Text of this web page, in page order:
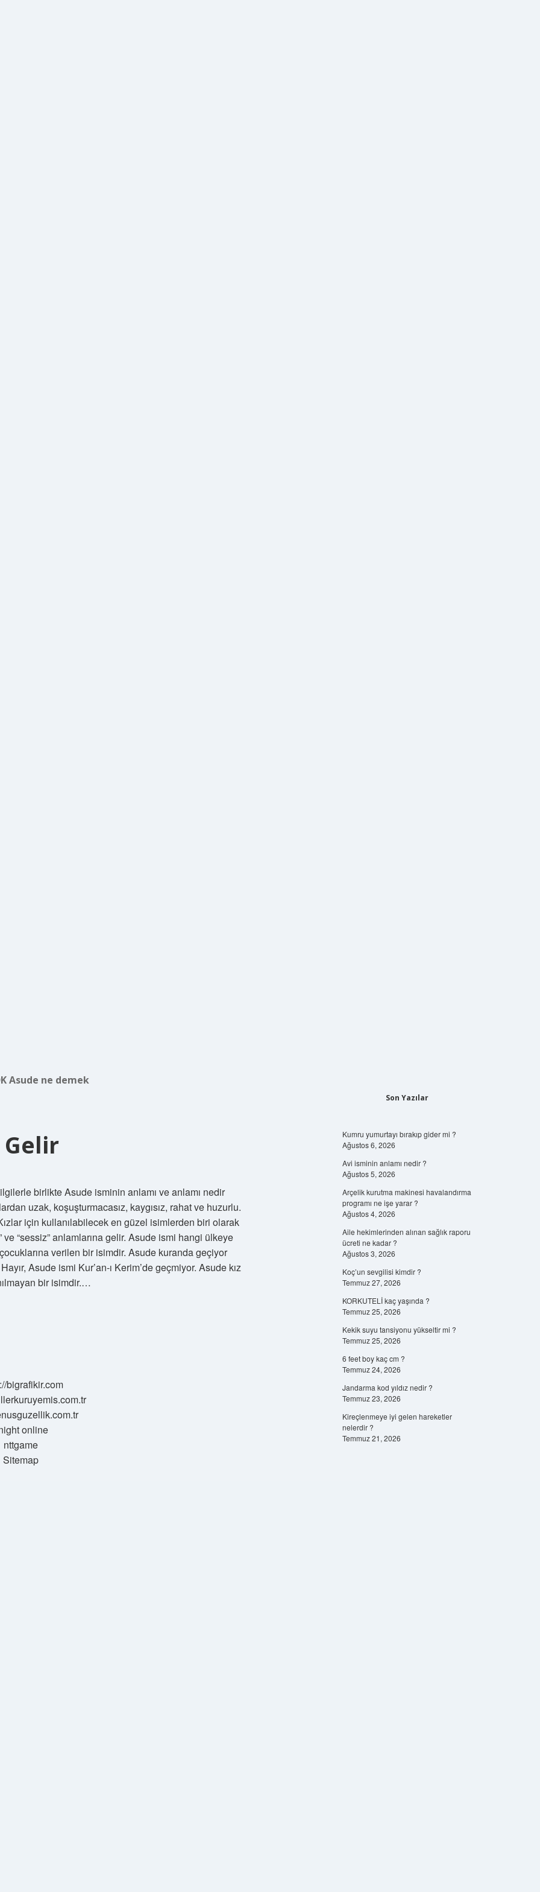
Asude ne demek
birlikte Asude isminin anlamı ve anlamı nedir
uzak, koşuşturmacasız, kaygısız, rahat ve huzurlu.
için kullanılabilecek en güzel isimlerden biri olarak
ve “sessiz” anlamlarına gelir. Asude ismi hangi ülkeye
verilen bir isimdir. Asude kuranda geçiyor
Asude ismi Kur’an-ı Kerim’de geçmiyor. Asude kız
bir isimdir.…
bigrafikir.com
online
nttgame
Sitemap
Son Yazılar
Kumru yumurtayı bırakıp gider mi ?
Ağustos 6, 2026
Avi isminin anlamı nedir ?
Ağustos 5, 2026
Arçelik kurutma makinesi havalandırma
programı ne işe yarar ?
Ağustos 4, 2026
Aile hekimlerinden alınan sağlık raporu
ücreti ne kadar ?
Ağustos 3, 2026
Koç’un sevgilisi kimdir ?
Temmuz 27, 2026
KORKUTELİ kaç yaşında ?
Temmuz 25, 2026
Kekik suyu tansiyonu yükseltir mi ?
Temmuz 25, 2026
6 feet boy kaç cm ?
Temmuz 24, 2026
Jandarma kod yıldız nedir ?
Temmuz 23, 2026
Kireçlenmeye iyi gelen hareketler
nelerdir ?
Temmuz 21, 2026